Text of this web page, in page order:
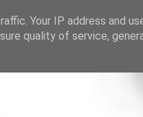
Your IP address and
quality of service,